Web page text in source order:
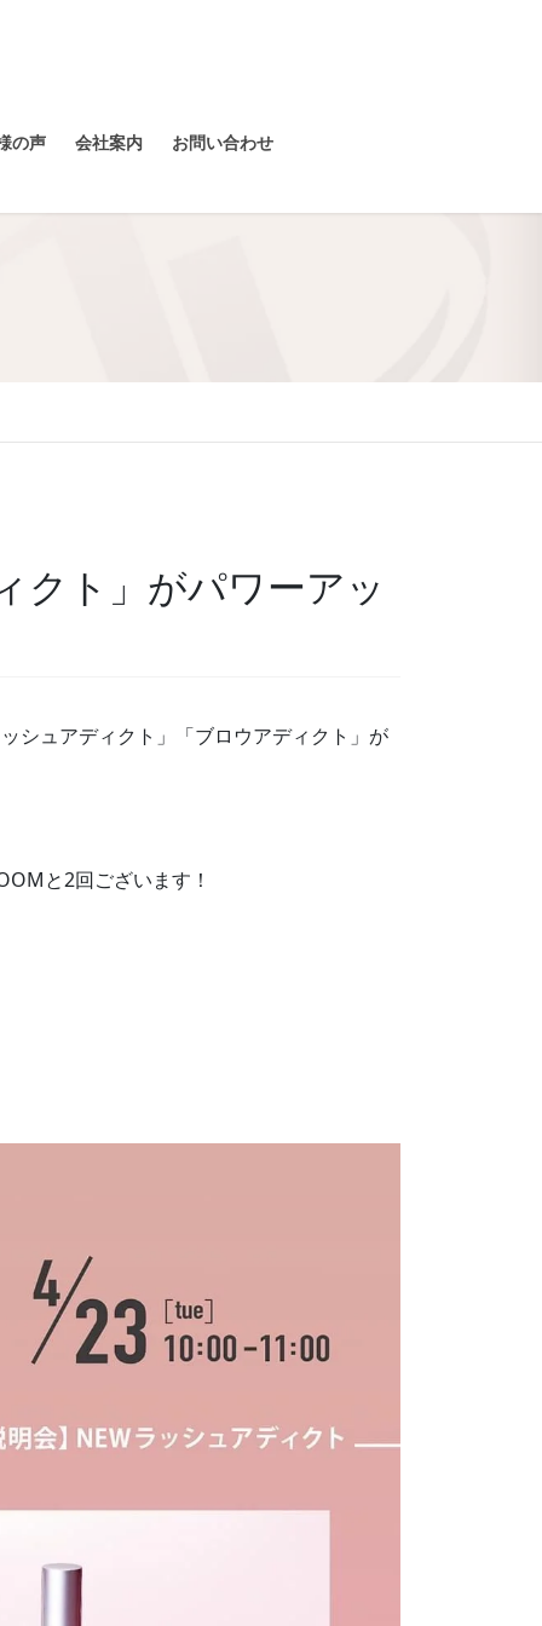
の声 会社案内 お問い合わせ
クト」がパワーアッ
シュアディクト」「ブロウアディクト」が
と2回ございます！